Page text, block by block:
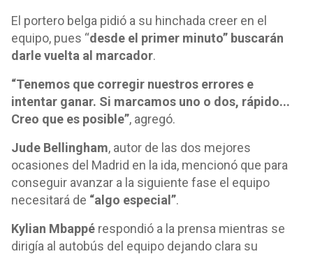
El portero belga pidió a su hinchada creer en el
equipo, pues “desde el primer minuto” buscarán
darle vuelta al marcador.
“Tenemos que corregir nuestros errores e
intentar ganar. Si marcamos uno o dos, rápido...
Creo que es posible”, agregó.
Jude Bellingham, autor de las dos mejores
ocasiones del Madrid en la ida, mencionó que para
conseguir avanzar a la siguiente fase el equipo
necesitará de “algo especial”.
Kylian Mbappé respondió a la prensa mientras se
dirigía al autobús del equipo dejando clara su